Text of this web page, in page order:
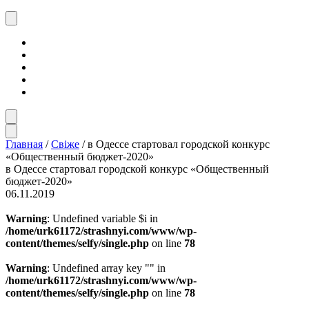
Главная / Свіже / в Одессе стартовал городской конкурс
«Общественный бюджет-2020»
в Одессе стартовал городской конкурс «Общественный
бюджет-2020»
06.11.2019
Warning: Undefined variable $i in
/home/urk61172/strashnyi.com/www/wp-
content/themes/selfy/single.php on line 78
Warning: Undefined array key "" in
/home/urk61172/strashnyi.com/www/wp-
content/themes/selfy/single.php on line 78